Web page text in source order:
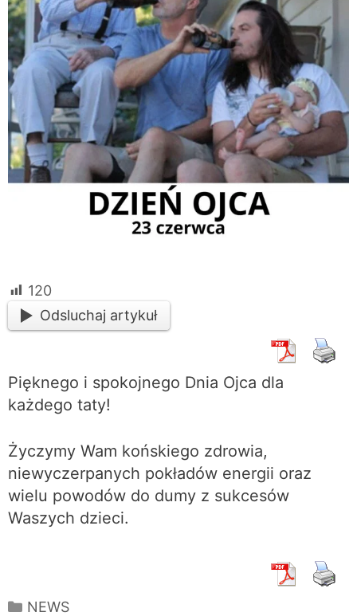
120
Odsluchaj artykuł
Pięknego i spokojnego Dnia Ojca dla
każdego taty!
Życzymy Wam końskiego zdrowia,
niewyczerpanych pokładów energii oraz
wielu powodów do dumy z sukcesów
Waszych dzieci.
Kategorie
NEWS